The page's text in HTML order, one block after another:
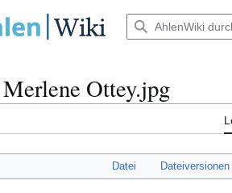
Ottey.jpg
Datei Dateiversionen